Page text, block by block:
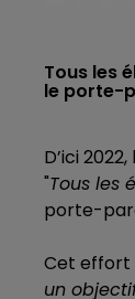
Tous les
le porte-
D’ici
"Tous les
porte-
Cet effort
un